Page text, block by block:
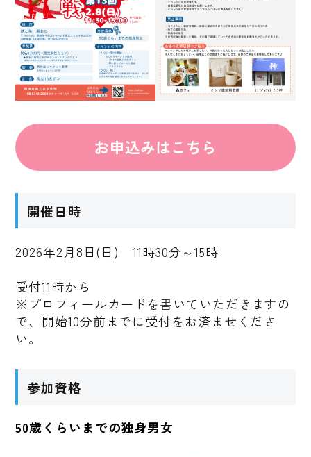
お申込みはこちら
開催日時
2026年2月8日(日) 11時30分～15時
受付11時から
※プロフィールカードを書いていただきますの
で、開始10分前までに受付をお済ませくださ
い。
参加資格
50歳くらいまでの独身男女